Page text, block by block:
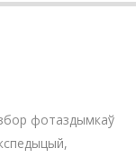
фотаздымкаў